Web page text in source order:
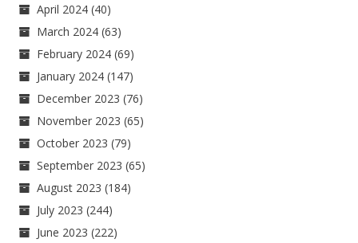
April 2024 (40)
March 2024 (63)
February 2024 (69)
January 2024 (147)
December 2023 (76)
November 2023 (65)
October 2023 (79)
September 2023 (65)
August 2023 (184)
July 2023 (244)
June 2023 (222)